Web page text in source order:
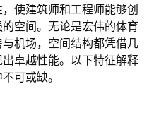
使建筑师和工程师能够创
空间。无论是宏伟的体育
机场，空间结构都凭借几
卓越性能。以下特征解释
可或缺。